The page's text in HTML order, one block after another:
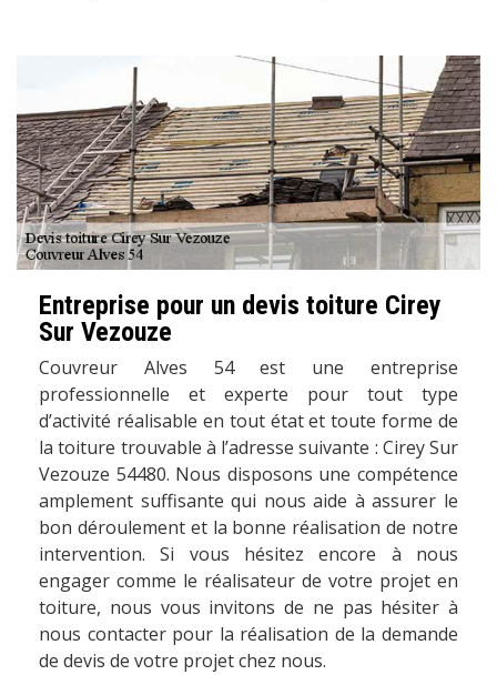
Entreprise pour un devis toiture Cirey
Sur Vezouze
Couvreur Alves 54 est une entreprise
professionnelle et experte pour tout type
d’activité réalisable en tout état et toute forme de
la toiture trouvable à l’adresse suivante : Cirey Sur
Vezouze 54480. Nous disposons une compétence
amplement suffisante qui nous aide à assurer le
bon déroulement et la bonne réalisation de notre
intervention. Si vous hésitez encore à nous
engager comme le réalisateur de votre projet en
toiture, nous vous invitons de ne pas hésiter à
nous contacter pour la réalisation de la demande
de devis de votre projet chez nous.